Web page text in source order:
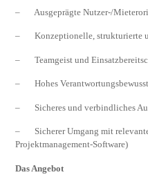
– Ausgeprägte Nutzer-/
– Konzeptionelle, strukturierte
– Teamgeist und
– Hohes
– Sicheres und verbindliches
– Sicherer Umgang mit
Projektmanagement-Software)
Das Angebot